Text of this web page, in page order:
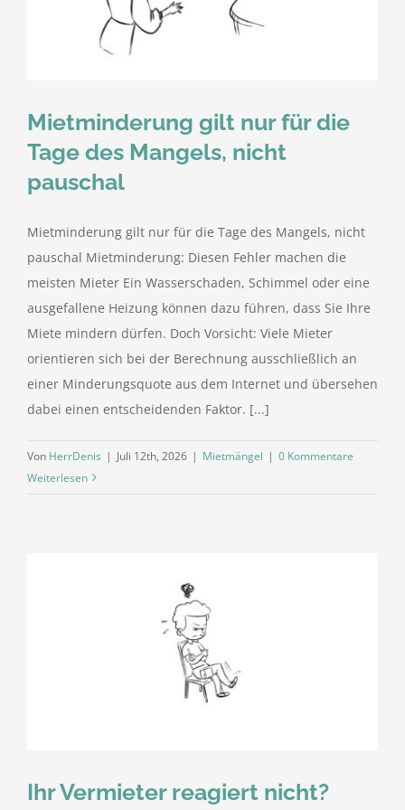
Blog
Datenschutzerklärung
Mietminderung gilt nur für die
Tage des Mangels, nicht
pauschal
Mietminderung gilt nur für die Tage des Mangels, nicht
pauschal Mietminderung: Diesen Fehler machen die
meisten Mieter Ein Wasserschaden, Schimmel oder eine
ausgefallene Heizung können dazu führen, dass Sie Ihre
Miete mindern dürfen. Doch Vorsicht: Viele Mieter
orientieren sich bei der Berechnung ausschließlich an
einer Minderungsquote aus dem Internet und übersehen
dabei einen entscheidenden Faktor. [...]
Von HerrDenis | Juli 12th, 2026 | Mietmängel | 0 Kommentare
Weiterlesen
Ihr Vermieter reagiert nicht?